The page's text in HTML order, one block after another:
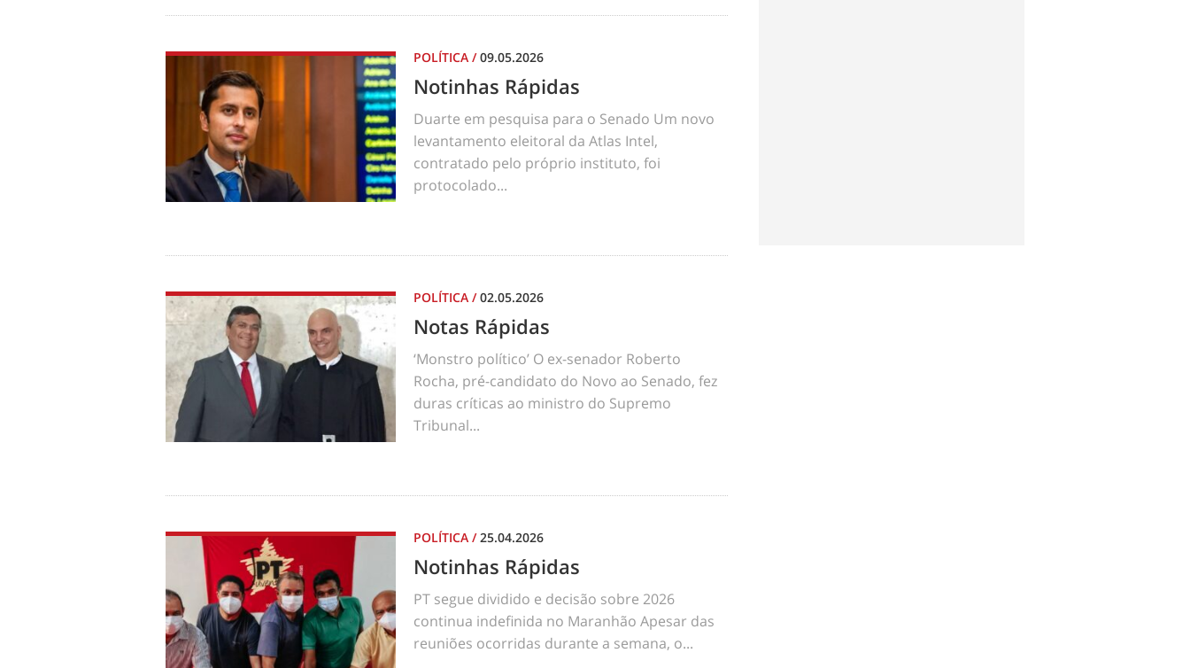
POLÍTICA /09.05.2026
Notinhas Rápidas
Duarte em pesquisa para o Senado Um novo
levantamento eleitoral da Atlas Intel,
contratado pelo próprio instituto, foi
protocolado...
POLÍTICA /02.05.2026
Notas Rápidas
‘Monstro político’ O ex-senador Roberto
Rocha, pré-candidato do Novo ao Senado, fez
duras críticas ao ministro do Supremo
Tribunal...
POLÍTICA /25.04.2026
Notinhas Rápidas
PT segue dividido e decisão sobre 2026
continua indefinida no Maranhão Apesar das
reuniões ocorridas durante a semana, o...